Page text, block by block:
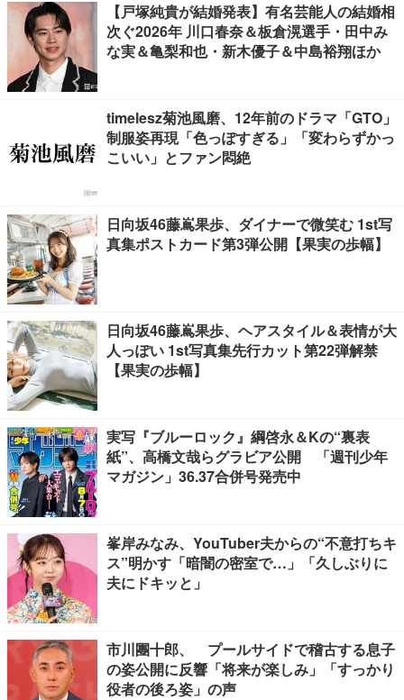
【戸塚純貴が結婚発表】有名芸能人の結婚相
次ぐ2026年 川口春奈＆板倉滉選手・田中み
な実＆亀梨和也・新木優子＆中島裕翔ほか
timelesz菊池風磨、12年前のドラマ「GTO」
制服姿再現「色っぽすぎる」「変わらずかっ
こいい」とファン悶絶
日向坂46藤嶌果歩、ダイナーで微笑む 1st写
真集ポストカード第3弾公開【果実の歩幅】
日向坂46藤嶌果歩、ヘアスタイル＆表情が大
人っぽい 1st写真集先行カット第22弾解禁
【果実の歩幅】
実写『ブルーロック』綱啓永＆Kの“裏表
紙”、高橋文哉らグラビア公開 「週刊少年
マガジン」36.37合併号発売中
峯岸みなみ、YouTuber夫からの“不意打ちキ
ス”明かす「暗闇の密室で…」「久しぶりに
夫にドキッと」
市川團十郎、 プールサイドで稽古する息子
の姿公開に反響「将来が楽しみ」「すっかり
役者の後ろ姿」の声